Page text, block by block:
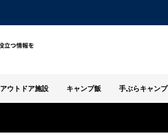
アウトドア施設 キャンプ飯 手ぶらキャンプ